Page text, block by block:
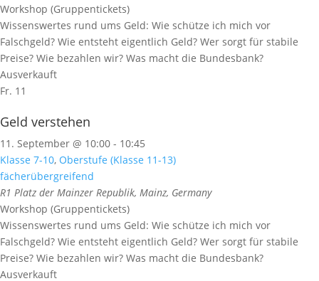
Workshop (Gruppentickets)
Wissenswertes rund ums Geld: Wie schütze ich mich vor
Falschgeld? Wie entsteht eigentlich Geld? Wer sorgt für stabile
Preise? Wie bezahlen wir? Was macht die Bundesbank?
Ausverkauft
Fr. 11
Geld verstehen
11. September @ 10:00 - 10:45
Klasse 7-10, Oberstufe (Klasse 11-13)
fächerübergreifend
R1 Platz der Mainzer Republik, Mainz, Germany
Workshop (Gruppentickets)
Wissenswertes rund ums Geld: Wie schütze ich mich vor
Falschgeld? Wie entsteht eigentlich Geld? Wer sorgt für stabile
Preise? Wie bezahlen wir? Was macht die Bundesbank?
Ausverkauft